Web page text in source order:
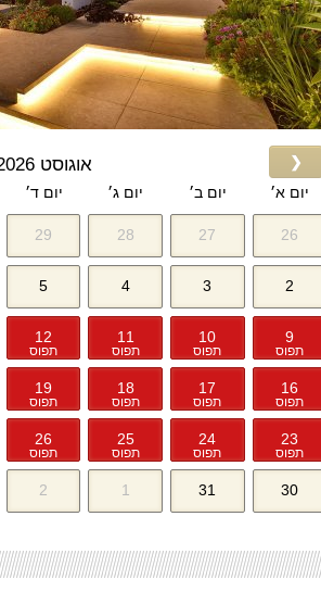
אוגוסט 2026
יום א׳ יום ב׳ יום ג׳ יום ד׳
26
27
28
29
2
3
4
5
9
תפוס
10
תפוס
11
תפוס
12
תפוס
16
תפוס
17
תפוס
18
תפוס
19
תפוס
23
תפוס
24
תפוס
25
תפוס
26
תפוס
30
31
1
2
❮